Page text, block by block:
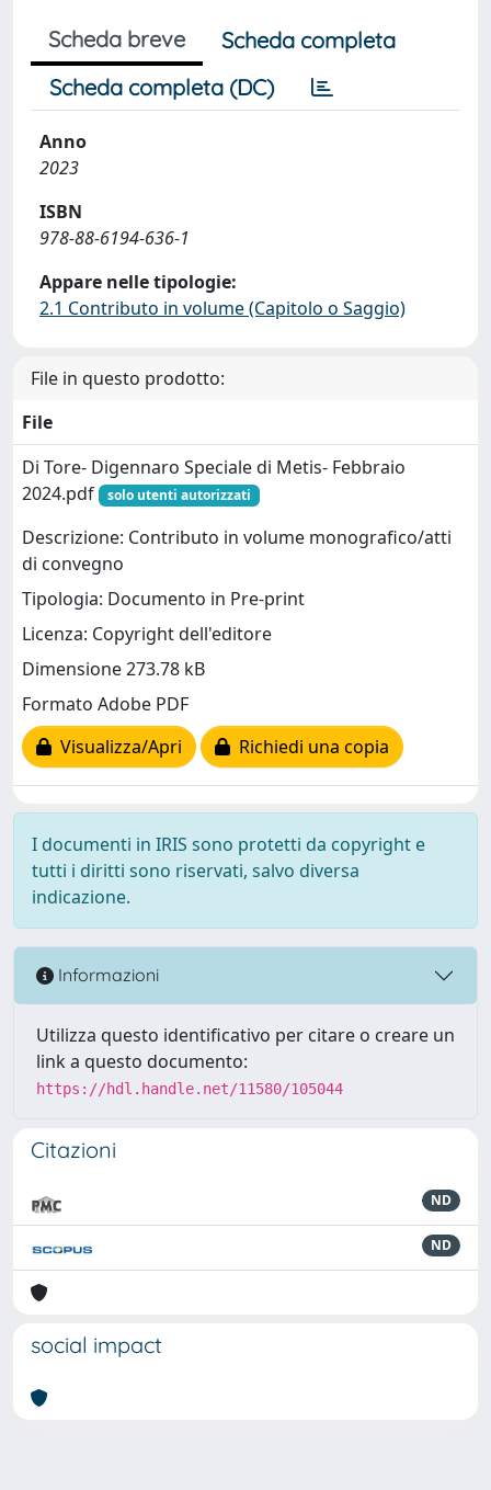
Scheda breve
Scheda completa
Scheda completa (DC)
Anno
2023
ISBN
978-88-6194-636-1
Appare nelle tipologie:
2.1 Contributo in volume (Capitolo o Saggio)
File in questo prodotto:
File
Di Tore- Digennaro Speciale di Metis- Febbraio
2024.pdf
solo utenti autorizzati
Descrizione: Contributo in volume monografico/atti
di convegno
Tipologia: Documento in Pre-print
Licenza: Copyright dell'editore
Dimensione 273.78 kB
Formato Adobe PDF
Visualizza/Apri
Richiedi una copia
I documenti in IRIS sono protetti da copyright e
tutti i diritti sono riservati, salvo diversa
indicazione.
Informazioni
Utilizza questo identificativo per citare o creare un
link a questo documento:
https://hdl.handle.net/11580/105044
Citazioni
ND
ND
social impact